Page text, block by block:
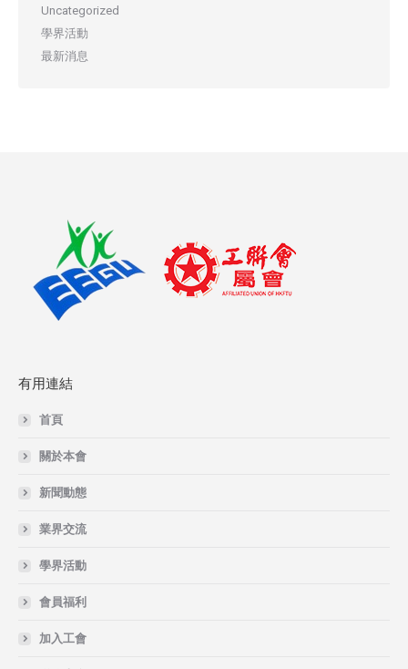
Uncategorized
學界活動
最新消息
有用連結
首頁
關於本會
新聞動態
業界交流
學界活動
會員福利
加入工會